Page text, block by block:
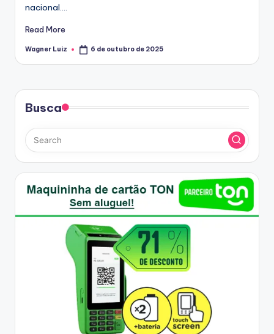
nacional.…
Read More
Posted
Wagner Luiz 6 de outubro de 2025
Busca